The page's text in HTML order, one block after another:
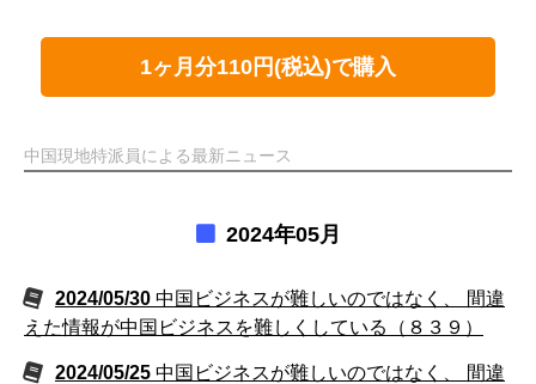
1ヶ月分110円(税込)で購入
中国現地特派員による最新ニュース
2024年05月
2024/05/30 中国ビジネスが難しいのではなく、 間違
えた情報が中国ビジネスを難しくしている（８３９）
2024/05/25 中国ビジネスが難しいのではなく、 間違